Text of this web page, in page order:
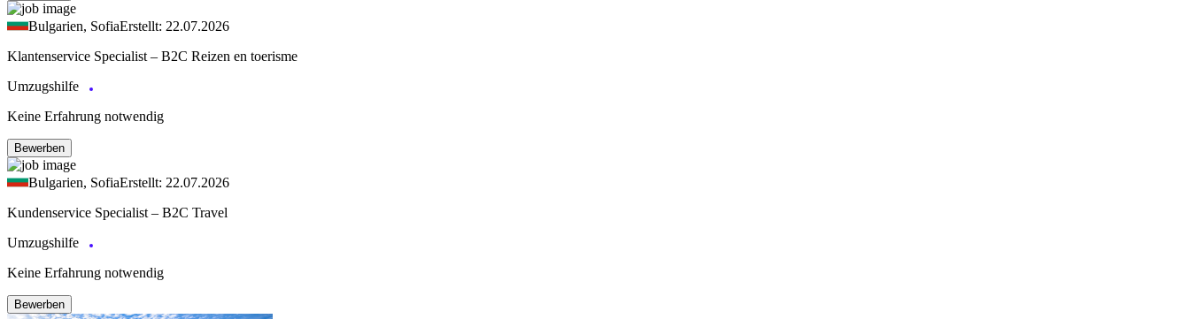
Bulgarien, SofiaErstellt: 22.07.2026
Klantenservice Specialist – B2C Reizen en toerisme
Umzugshilfe
Keine Erfahrung notwendig
Bewerben
Bulgarien, SofiaErstellt: 22.07.2026
Kundenservice Specialist – B2C Travel
Umzugshilfe
Keine Erfahrung notwendig
Bewerben